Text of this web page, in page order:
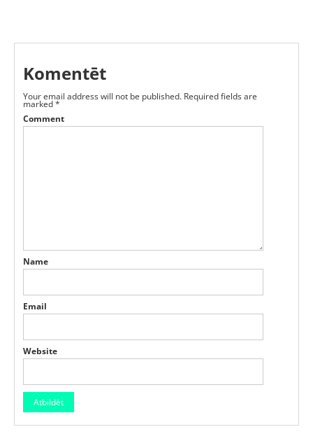
Komentēt
Your email address will not be published. Required fields are
marked*
Comment
Name
Email
Website